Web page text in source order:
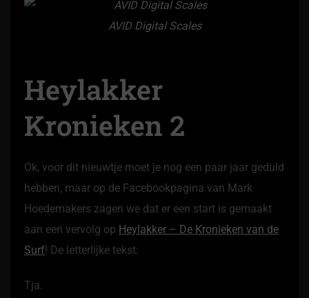
AVID Digital Scales
Heylakker
Kronieken 2
Ok, voor dit nieuwtje moet je nog een paar jaar geduld
hebben, maar op de Facebookpagina van Mark
Hoedemakers zagen we dat er een start is gemaakt
aan een vervolg op Heylakker – De Kronieken van de
Surf! De letterlijke tekst:
Tja.